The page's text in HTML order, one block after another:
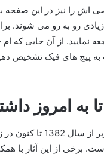
اش را نیز در این صفحه
رو به رو می شوند.
به پیج های فیک تشخیص
به امروز
سهراب ام جی از اعضای
برخی از این آثار با